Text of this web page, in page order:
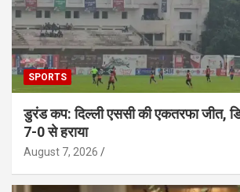
SPORTS
डुरंड कप: दिल्ली एससी की एकतरफा जीत,
7-0 से हराया
August 7, 2026